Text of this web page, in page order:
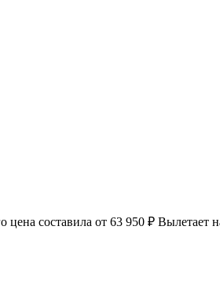
составила от 63 950 ₽ Вылетает